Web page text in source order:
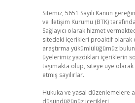
Sitemiz, 5651 Sayılı Kanun
ve İletişim Kurumu (BTK)
Sağlayıcı olarak hizmet
sitedeki içerikleri proaktif olarak
araştırma yükümlülüğümüz
üyelerimiz yazdıkları içeriklerin
taşımakta olup, siteye üye
etmiş sayılırlar.
Hukuka ve yasal düzenlemelere
düşündüğünüz içerikleri,